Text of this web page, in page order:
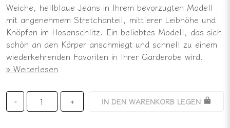
Weiche, hellblaue Jeans in Ihrem bevorzugten Modell
mit angenehmem Stretchanteil, mittlerer Leibhöhe und
Knöpfen im Hosenschlitz. Ein beliebtes Modell, das sich
schön an den Körper anschmiegt und schnell zu einem
wiederkehrenden Favoriten in Ihrer Garderobe wird.
Weiterlesen
- + IN DEN WARENKORB LEGEN